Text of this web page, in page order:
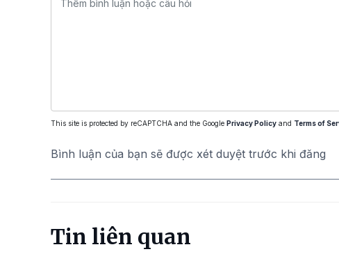
This site is protected by reCAPTCHA and the Google Privacy Policy and Terms of
Bình luận của bạn sẽ được xét duyệt trước khi đăng
Tin liên quan